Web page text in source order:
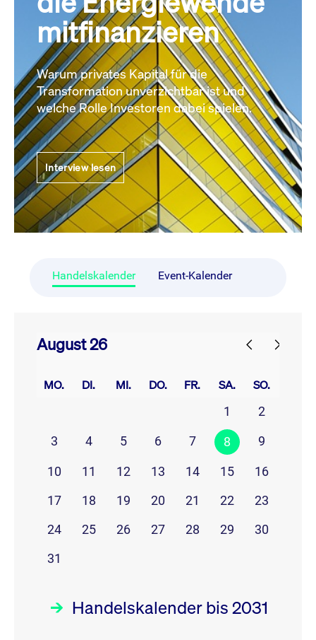
mitfinanzieren
Warum privates Kapital für die
Transformation unverzichtbar ist und
welche Rolle Investoren dabei spielen.
Interview lesen
Handelskalender Event-Kalender
August 26
MO. DI. MI. DO. FR. SA. SO.
1
2
3
4 5 6 7 8 9
10 11 12 13 14 15
16
17
18 19 20 21 22
23
24
25 26 27 28 29
30
31
Handelskalender bis 2031